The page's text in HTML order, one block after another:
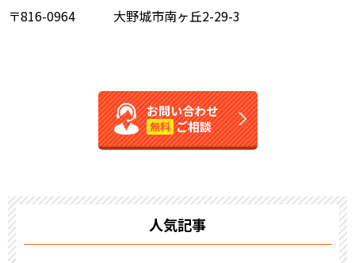
〒816-0964 大野城市南ヶ丘2-29-3
お問い合わせ
無料 ご相談
人気記事